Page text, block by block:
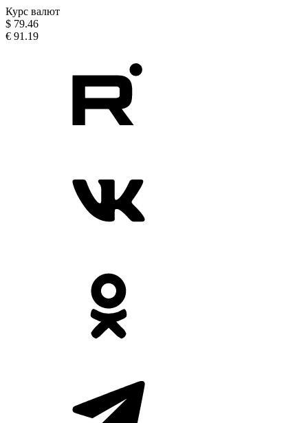
Курс валют
$ 79.46
€ 91.19